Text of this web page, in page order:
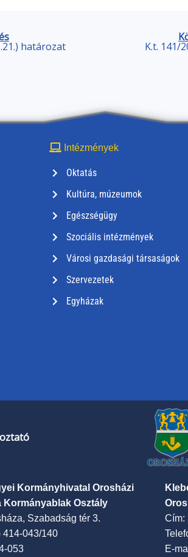
határozat K.t. 141/
Intézmények
Oktatás
Kultúra, múzeumok
Egészségügy
Szociális intézmények
Városi gazdasági társaságok
Szervezetek
Egyházak
Kormányhivatal Orosházi
Kormányablak Osztály
Szabadság tér 3.
414-043/140
053
Cím:
E-